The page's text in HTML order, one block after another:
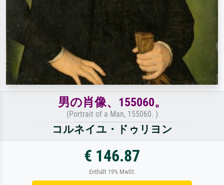
男の肖像、155060。
(Portrait of a Man, 155060. )
コルネイユ・ドゥリヨン
€ 146.87
Enthält 19% MwSt.